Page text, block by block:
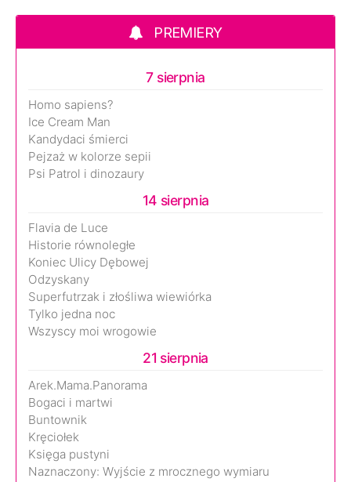
PREMIERY
7 sierpnia
Homo sapiens?
Ice Cream Man
Kandydaci śmierci
Pejzaż w kolorze sepii
Psi Patrol i dinozaury
14 sierpnia
Flavia de Luce
Historie równoległe
Koniec Ulicy Dębowej
Odzyskany
Superfutrzak i złośliwa wiewiórka
Tylko jedna noc
Wszyscy moi wrogowie
21 sierpnia
Arek.Mama.Panorama
Bogaci i martwi
Buntownik
Kręciołek
Księga pustyni
Naznaczony: Wyjście z mrocznego wymiaru